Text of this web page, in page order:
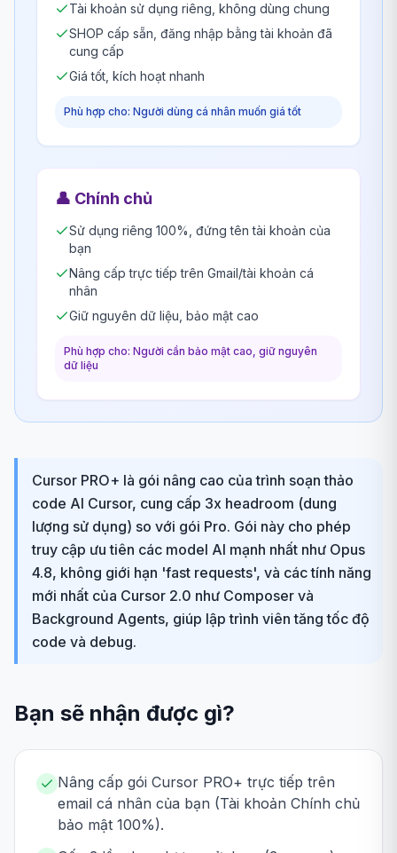
Tài khoản sử dụng riêng, không dùng chung
SHOP cấp sẵn, đăng nhập bằng tài khoản đã
cung cấp
Giá tốt, kích hoạt nhanh
Phù hợp cho: Người dùng cá nhân muốn giá tốt
👤 Chính chủ
Sử dụng riêng 100%, đứng tên tài khoản của
bạn
Nâng cấp trực tiếp trên Gmail/tài khoản cá
nhân
Giữ nguyên dữ liệu, bảo mật cao
Phù hợp cho: Người cần bảo mật cao, giữ nguyên
dữ liệu
Cursor PRO+ là gói nâng cao của trình soạn thảo
code AI Cursor, cung cấp 3x headroom (dung
lượng sử dụng) so với gói Pro. Gói này cho phép
truy cập ưu tiên các model AI mạnh nhất như Opus
4.8, không giới hạn 'fast requests', và các tính năng
mới nhất của Cursor 2.0 như Composer và
Background Agents, giúp lập trình viên tăng tốc độ
code và debug.
Bạn sẽ nhận được gì?
Nâng cấp gói Cursor PRO+ trực tiếp trên
email cá nhân của bạn (Tài khoản Chính chủ
bảo mật 100%).